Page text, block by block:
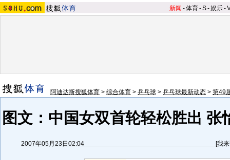
新闻 -体育-S-娱乐-
阿迪达斯搜狐体育 > 综合体育 > 乒乓球 > 乒乓球最新动态 > 第49
图文：中国女双首轮轻松胜出 张
2007年05月23日02:04 [我